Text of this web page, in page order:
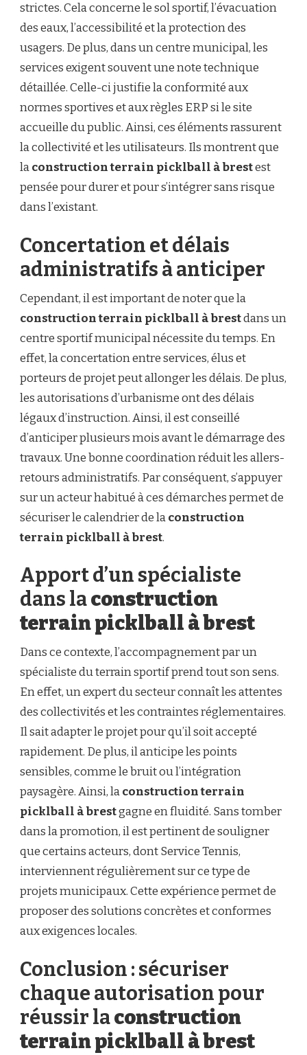
strictes. Cela concerne le sol sportif, l’évacuation
des eaux, l’accessibilité et la protection des
usagers. De plus, dans un centre municipal, les
services exigent souvent une note technique
détaillée. Celle-ci justifie la conformité aux
normes sportives et aux règles ERP si le site
accueille du public. Ainsi, ces éléments rassurent
la collectivité et les utilisateurs. Ils montrent que
laconstruction terrain picklball à brestest
pensée pour durer et pour s’intégrer sans risque
dans l’existant.
Concertation et délais
administratifs à anticiper
Cependant, il est important de noter que la
construction terrain picklball à brestdans un
centre sportif municipal nécessite du temps. En
effet, la concertation entre services, élus et
porteurs de projet peut allonger les délais. De plus,
les autorisations d’urbanisme ont des délais
légaux d’instruction. Ainsi, il est conseillé
d’anticiper plusieurs mois avant le démarrage des
travaux. Une bonne coordination réduit les allers-
retours administratifs. Par conséquent, s’appuyer
sur un acteur habitué à ces démarches permet de
sécuriser le calendrier de laconstruction
terrain picklball à brest.
Apport d’un spécialiste
dans laconstruction
terrain picklball à brest
Dans ce contexte, l’accompagnement par un
spécialiste du terrain sportif prend tout son sens.
En effet, un expert du secteur connaît les attentes
des collectivités et les contraintes réglementaires.
Il sait adapter le projet pour qu’il soit accepté
rapidement. De plus, il anticipe les points
sensibles, comme le bruit ou l’intégration
paysagère. Ainsi, laconstruction terrain
picklball à brestgagne en fluidité. Sans tomber
dans la promotion, il est pertinent de souligner
que certains acteurs, dont Service Tennis,
interviennent régulièrement sur ce type de
projets municipaux. Cette expérience permet de
proposer des solutions concrètes et conformes
aux exigences locales.
Conclusion : sécuriser
chaque autorisation pour
réussir laconstruction
terrain picklball à brest